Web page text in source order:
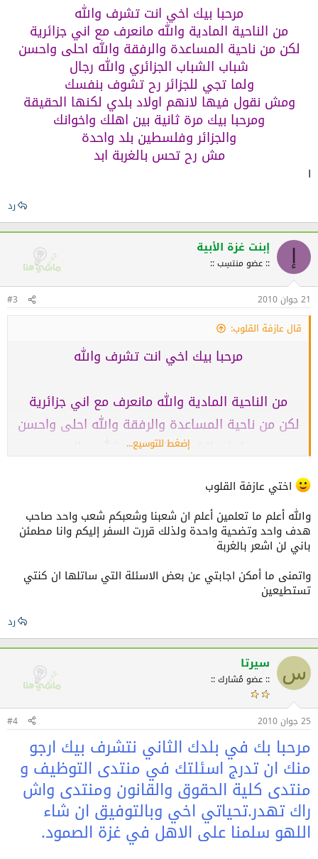
مرحبا بيك اخي انت تشرف والله
من الناحية المادية والله مانعرف مع اني جزائرية
لكن من ناحية المساعدة والرفقة والله احلى واحسن
شباب الشباب الجزائري والله رجال
ولما تجي للجزائر رح تشوف بنفسك
ومش نقول فيها لانهم اولاد بلدي لكنها الحقيقة
ومرحبا بيك مرة ثانية بين اهلك واخوانك
والجزائر وفلسطين بلد واحدة
مش رح تحس بالغربة ابد​
ا
رد
إبنت غزة الأبية
:: عضو منتسِب ::
21 جوان 2010 #3
قال عازفة القلوب:
مرحبا بيك اخي انت تشرف والله​
من الناحية المادية والله مانعرف مع اني جزائرية
لكن من ناحية المساعدة والرفقة والله احلى واحسن
شباب الشباب الجزائري والله رجال
ومش نقول فيها لانهم اولاد بلدي لكنها الحقيقة
ومرحبا بيك مرة ثانية بين اهلك واخوانك
والجزائر وفلسطين بلد واحدة
مش رح تحس بالغربة ابد
ا
إضغط للتوسيع...
اختي عازفة القلوب
والله أعلم ما تعلمين أعلم ان شعبنا وشعبكم شعب واحد صاحب
هدف واحد وتضحية واحدة ولذلك قررت السفر إليكم وانا مطمئن
باني لن اشعر بالغربة
واتمنى ما أمكن اجابتي عن بعض الاسئلة التي ساتلها ان كنتي
تستطيعين
رد
س سيرتا
:: عضو مُشارك ::
25 جوان 2010 #4
مرحبا بك في بلدك الثاني نتشرف بيك ارجو
منك ان تدرج اسئلتك في منتدى التوظيف و
منتدى كلية الحقوق والقانون ومنتدى واش
راك تهدر.تحياتي اخي وبالتوفيق ان شاء
اللهو سلمنا على الاهل في غزة الصمود.